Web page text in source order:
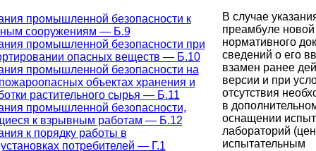
промышленной безопасности к
сооружениям — Б.9
промышленной безопасности при
опасных веществ — Б.10
промышленной безопасности на
объектах хранения и
растительного сырья — Б.11
промышленной безопасности,
к взрывным работам — Б.12
к порядку работы в
потребителей — Г.1
В случае
преамбуле
нормативного
сведений о его
взамен ранее
версии и при
отсутствия
в
оснащении
лабораторий
испытательным